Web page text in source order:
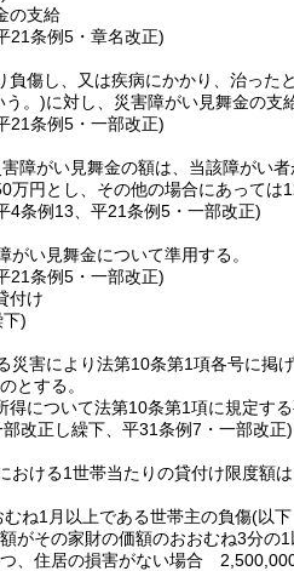
の支給
21条例5・章名改正)
負傷し、又は疾病にかかり、治った
う。)に対し、災害障がい見舞金の支
21条例5・一部改正)
障がい見舞金の額は、当該障がい
円とし、その他の場合にあっては
4条例13、平21条例5・一部改正)
がい見舞金について準用する。
21条例5・一部改正)
付け
)
災害により法第10条第1項各号に掲
とする。
得について法第10条第1項に規定す
改正し繰下、平31条例7・一部改正)
おける1世帯当たりの貸付け限度額
ね1月以上である世帯主の負傷(以
がその家財の価額のおおむね3分の
、住居の損害がない場合